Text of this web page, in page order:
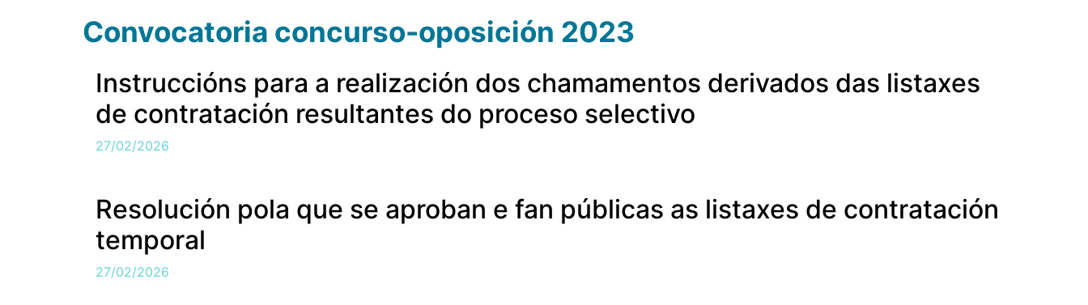
Convocatoria concurso-oposición 2023
Instruccións para a realización dos chamamentos derivados das listaxes
de contratación resultantes do proceso selectivo
27/02/2026
Resolución pola que se aproban e fan públicas as listaxes de contratación
temporal
27/02/2026